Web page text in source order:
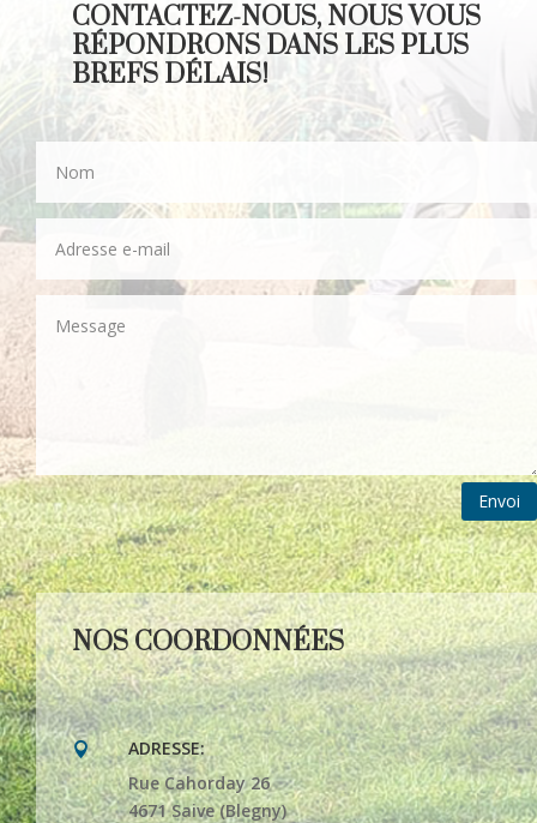
CONTACTEZ-NOUS, NOUS VOUS
RÉPONDRONS DANS LES PLUS
BREFS DÉLAIS!
Envoi
NOS COORDONNÉES

ADRESSE:
Rue Cahorday 26
4671 Saive (Blegny)